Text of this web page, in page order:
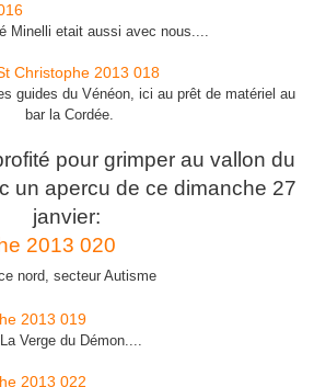
Minelli etait aussi avec nous....
guides du Vénéon, ici au prêt de matériel au
bar la Cordée.
pour grimper au vallon du
un apercu de ce dimanche 27
janvier:
nord, secteur Autisme
La Verge du Démon....